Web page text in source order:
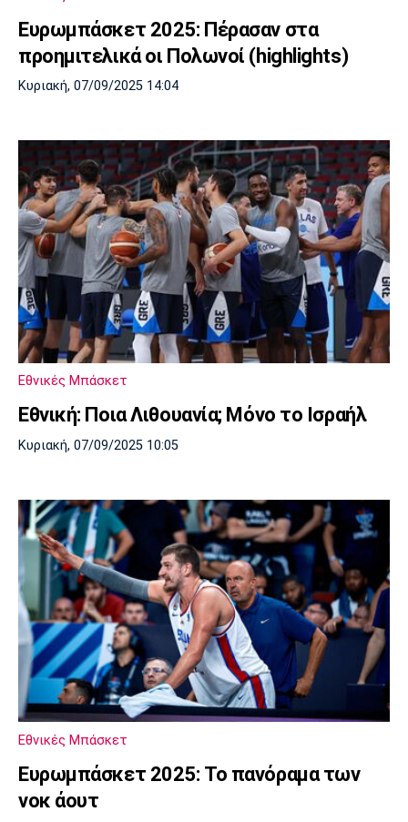
Ευρωμπάσκετ 2025: Πέρασαν στα
προημιτελικά οι Πολωνοί (highlights)
Κυριακή, 07/09/2025 14:04
Εθνικές Μπάσκετ
Εθνική: Ποια Λιθουανία; Μόνο το Ισραήλ
Κυριακή, 07/09/2025 10:05
Εθνικές Μπάσκετ
Ευρωμπάσκετ 2025: Το πανόραμα των
νοκ άουτ